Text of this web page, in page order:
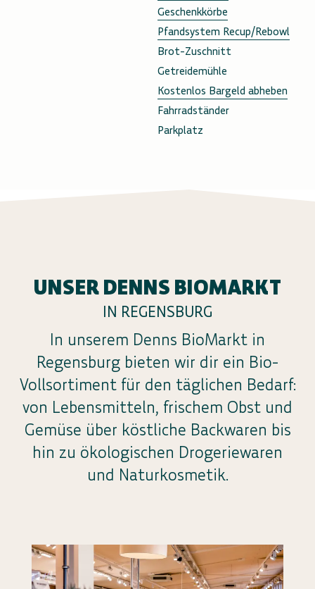
Geschenkkörbe
Pfandsystem Recup/Rebowl
Brot-Zuschnitt
Getreidemühle
Kostenlos Bargeld abheben
Fahrradständer
Parkplatz
UNSER DENNS BIOMARKT
IN REGENSBURG
In unserem Denns BioMarkt in
Regensburg bieten wir dir ein Bio-
Vollsortiment für den täglichen Bedarf:
von Lebensmitteln, frischem Obst und
Gemüse über köstliche Backwaren bis
hin zu ökologischen Drogeriewaren
und Naturkosmetik.